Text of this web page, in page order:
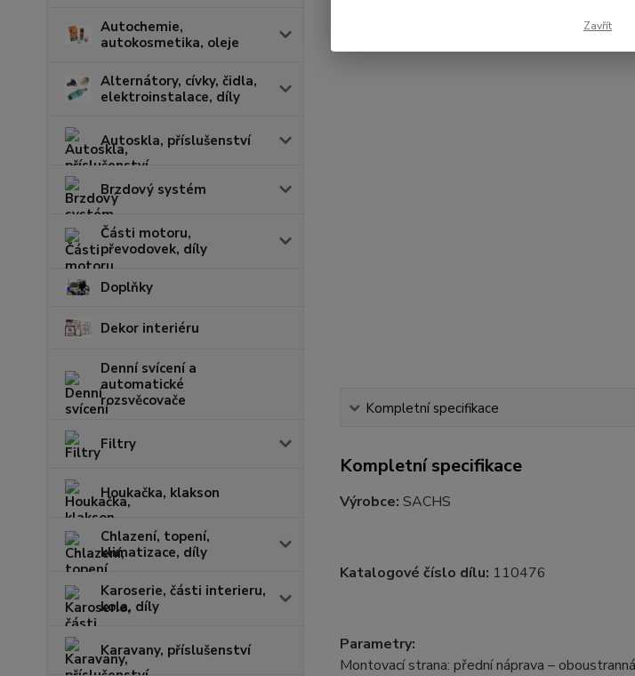
Autochemie,
autokosmetika, oleje
Alternátory, cívky, čidla,
elektroinstalace, díly
Autoskla, příslušenství
Brzdový systém
Části motoru,
převodovek, díly
Doplňky
Dekor interiéru
Denní svícení a
automatické
rozsvěcovače
Filtry
Houkačka, klakson
Chlazení, topení,
klimatizace, díly
Karoserie, části interieru,
kola, díly
Karavany, příslušenství
Kompletní specifikace
Kompletní specifikace
Výrobce: SACHS
Katalogové číslo dílu: 110476
Parametry:
Montovací strana: přední náprava – oboustranná
Zavřít